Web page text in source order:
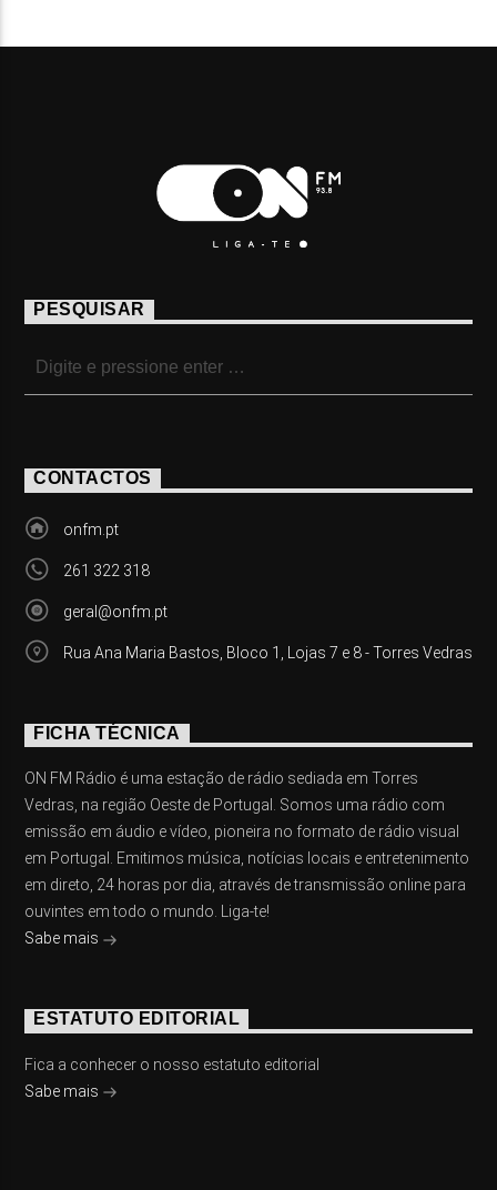
PESQUISAR
CONTACTOS
onfm.pt
261 322 318
geral@onfm.pt
Rua Ana Maria Bastos, Bloco 1, Lojas 7 e 8 - Torres Vedras
FICHA TÉCNICA
ON FM Rádio é uma estação de rádio sediada em Torres
Vedras, na região Oeste de Portugal. Somos uma rádio com
emissão em áudio e vídeo, pioneira no formato de rádio visual
em Portugal. Emitimos música, notícias locais e entretenimento
em direto, 24 horas por dia, através de transmissão online para
ouvintes em todo o mundo. Liga-te!
Sabe mais
ESTATUTO EDITORIAL
Fica a conhecer o nosso estatuto editorial
Sabe mais